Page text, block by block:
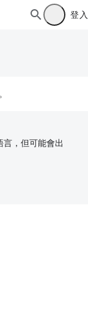
登入
。
，但可能會出